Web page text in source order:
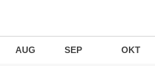
AUG SEP OKT